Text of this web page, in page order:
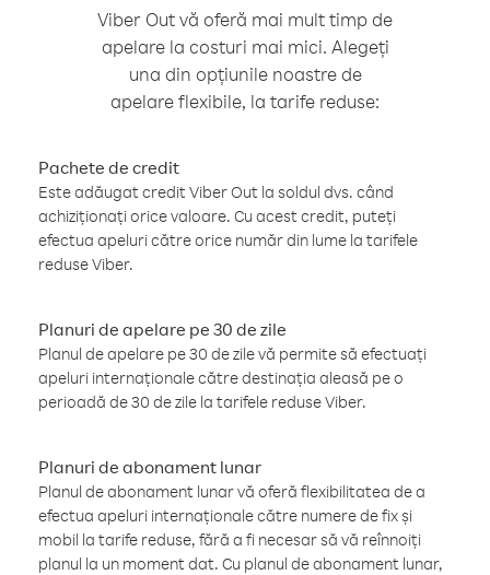
Viber Out vă oferă mai mult timp de
apelare la costuri mai mici. Alegeți
una din opțiunile noastre de
apelare flexibile, la tarife reduse:
Pachete de credit
Este adăugat credit Viber Out la soldul dvs. când
achiziționați orice valoare. Cu acest credit, puteți
efectua apeluri către orice număr din lume la tarifele
reduse Viber.
Planuri de apelare pe 30 de zile
Planul de apelare pe 30 de zile vă permite să efectuați
apeluri internaționale către destinația aleasă pe o
perioadă de 30 de zile la tarifele reduse Viber.
Planuri de abonament lunar
Planul de abonament lunar vă oferă flexibilitatea de a
efectua apeluri internaționale către numere de fix și
mobil la tarife reduse, fără a fi necesar să vă reînnoiți
planul la un moment dat. Cu planul de abonament lunar,